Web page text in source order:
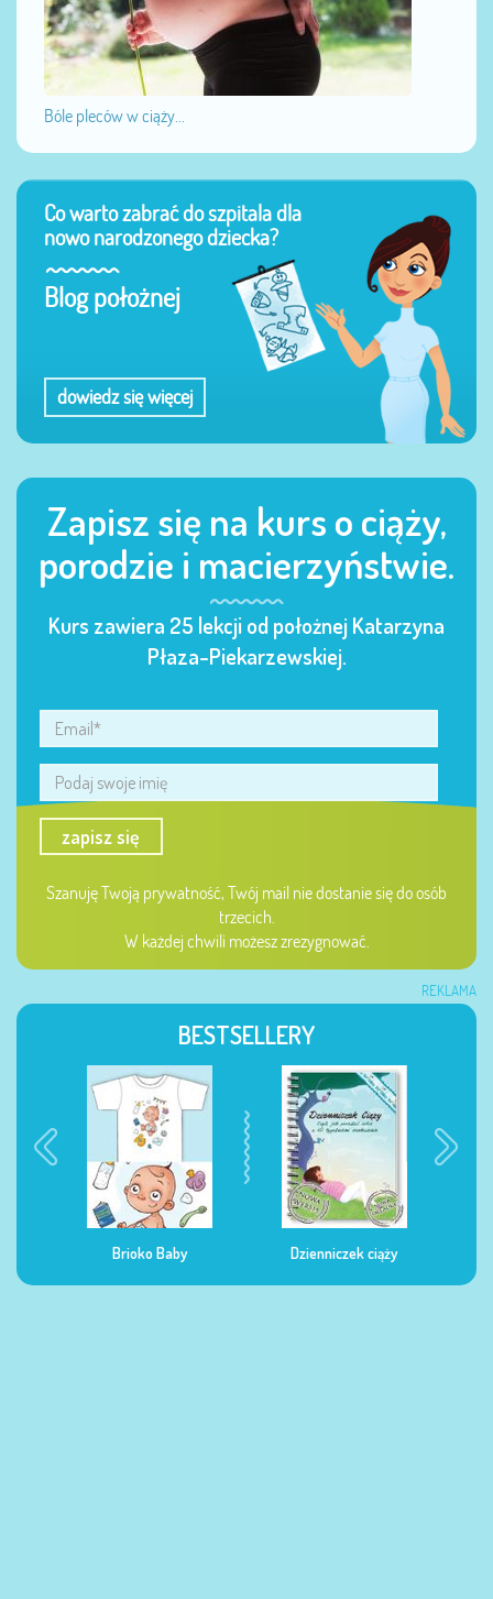
Bóle pleców w ciąży...
Co warto zabrać do szpitala dla
nowo narodzonego dziecka?
Blog położnej
dowiedz się więcej
Zapisz się na kurs o ciąży,
porodzie i macierzyństwie.
Kurs zawiera 25 lekcji od położnej Katarzyna
Płaza-Piekarzewskiej.
zapisz się
Szanuję Twoją prywatność, Twój mail nie dostanie się do osób
trzecich.
W każdej chwili możesz zrezygnować.
REKLAMA
BESTSELLERY
Brioko Baby Dzienniczek ciąży